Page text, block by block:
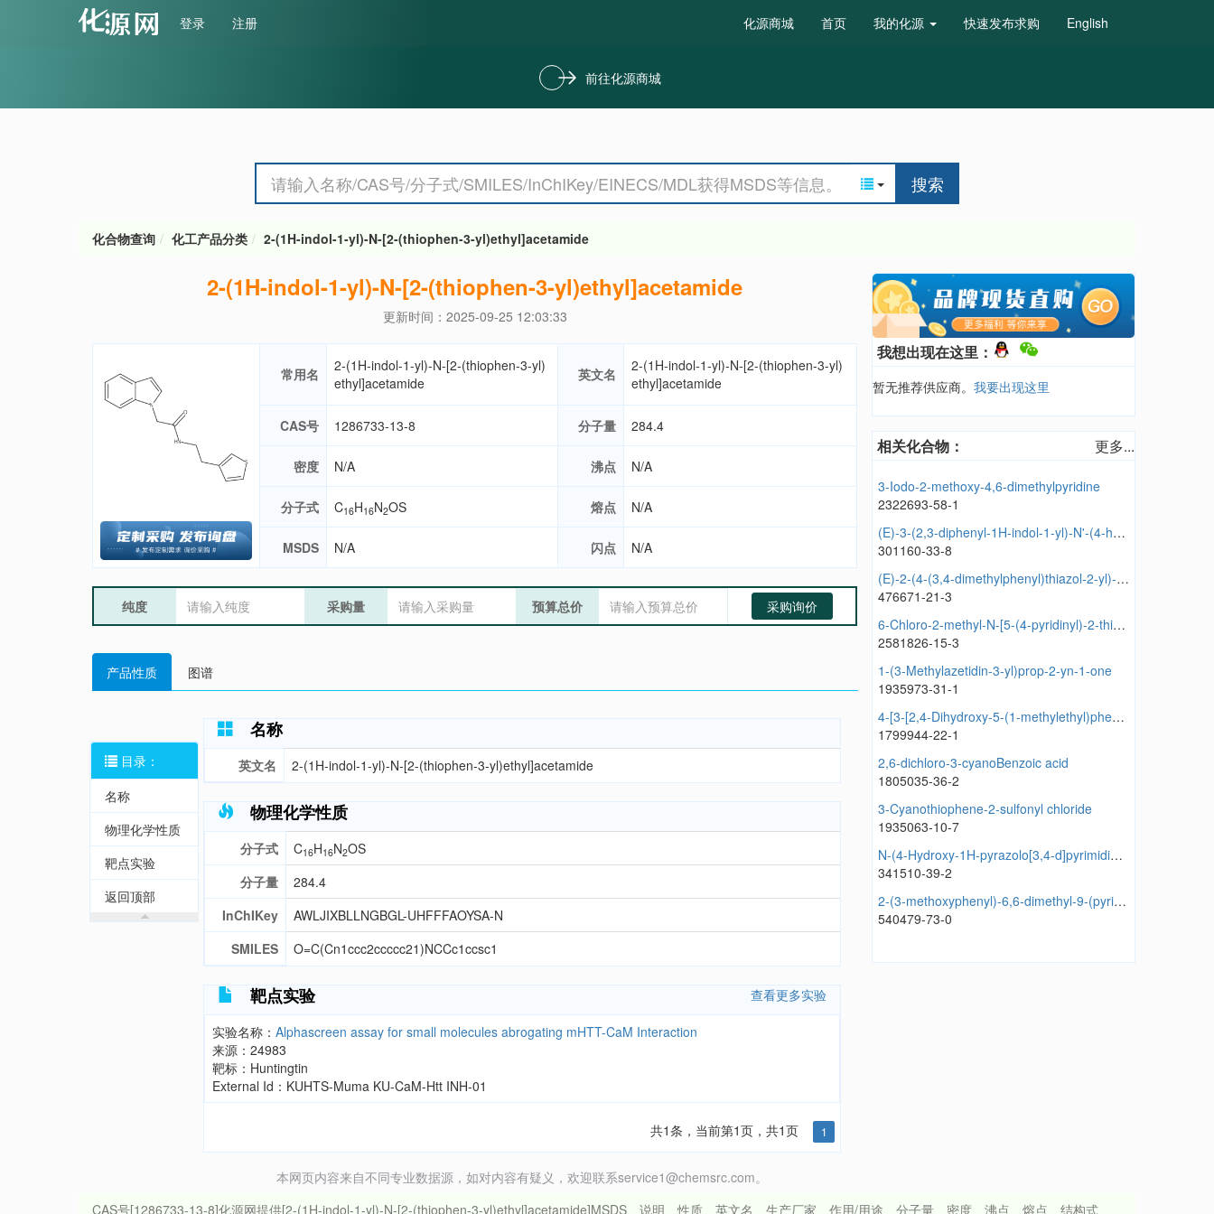
登录 注册 化源商城 首页 我的化源 快速发布求购 English
前往化源商城
搜索
化合物查询 化工产品分类 2-(1H-indol-1-yl)-N-[2-(thiophen-3-yl)ethyl]acetamide
2-(1H-indol-1-yl)-N-[2-(thiophen-3-yl)ethyl]acetamide
更新时间：2025-09-25 12:03:33
常用名
2-(1H-indol-1-yl)-N-[2-(thiophen-3-yl)
ethyl]acetamide
英文名
2-(1H-indol-1-yl)-N-[2-(thiophen-3-yl)
ethyl]acetamide
CAS号 1286733-13-8 分子量 284.4
密度 N/A 沸点 N/A
分子式 C16H16N2OS 熔点 N/A
MSDS N/A 闪点 N/A
纯度 采购量 预算总价 采购询价
产品性质 图谱
目录：
名称
物理化学性质
靶点实验
返回顶部
名称
英文名 2-(1H-indol-1-yl)-N-[2-(thiophen-3-yl)ethyl]acetamide
物理化学性质
分子式 C16H16N2OS
分子量
284.4
InChIKey
AWLJIXBLLNGBGL-UHFFFAOYSA-N
SMILES
O=C(Cn1ccc2ccccc21)NCCc1ccsc1
靶点实验 查看更多实验
实验名称： Alphascreen assay for small molecules abrogating mHTT-CaM Interaction
来源：24983
靶标：Huntingtin
External Id：KUHTS-Muma KU-CaM-Htt INH-01
共1条，当前第1页，共1页 1
本网页内容来自不同专业数据源，如对内容有疑义，欢迎联系service1@chemsrc.com。
我想出现在这里：
暂无推荐供应商。 我要出现这里
相关化合物： 更多...
3-Iodo-2-methoxy-4,6-dimethylpyridine
2322693-58-1
(E)-3-(2,3-diphenyl-1H-indol-1-yl)-N'-(4-hydroxy-3-methoxybenzylidene)propanehydrazide
301160-33-8
(E)-2-(4-(3,4-dimethylphenyl)thiazol-2-yl)-3-(3-ethoxy-4-hydroxyphenyl)acrylonitrile
476671-21-3
6-Chloro-2-methyl-N-[5-(4-pyridinyl)-2-thiazolyl]-4-pyrimidinamine
2581826-15-3
1-(3-Methylazetidin-3-yl)prop-2-yn-1-one
1935973-31-1
4-[3-[2,4-Dihydroxy-5-(1-methylethyl)phenyl]-5-[(ethylamino)carbonyl]-4H-1,2,4-triazol-4-yl]benzoic acid
1799944-22-1
2,6-dichloro-3-cyanoBenzoic acid
1805035-36-2
3-Cyanothiophene-2-sulfonyl chloride
1935063-10-7
N-(4-Hydroxy-1H-pyrazolo[3,4-d]pyrimidin-6-yl)isobutyramide
341510-39-2
2-(3-methoxyphenyl)-6,6-dimethyl-9-(pyridin-3-yl)-5,6,7,9-tetrahydro-[1,2,4]triazolo[5,1-b]quinazolin-8(4H)-one
540479-73-0
CAS号[1286733-13-8]化源网提供[2-(1H-indol-1-yl)-N-[2-(thiophen-3-yl)ethyl]acetamide]MSDS、说明、性质、英文名、生产厂家、作用/用途、分子量、密度、沸点、熔点、结构式